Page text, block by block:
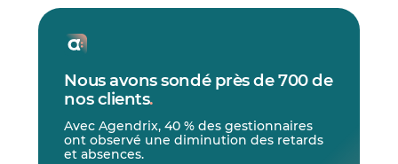
Nous avons sondé près de 700 de
nos clients.
Avec Agendrix, 40 % des gestionnaires
ont observé une diminution des retards
et absences.